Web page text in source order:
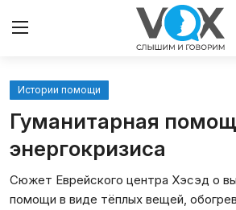
Главная
Люди
Община
Истории помощи
Гуманитарная
энергокризиса
Сюжет Еврейского центра Хэсэд о
помощи в виде тёплых вещей,